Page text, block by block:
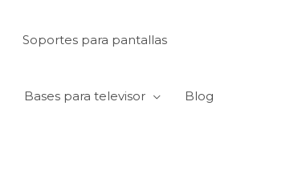
Soportes para pantallas
Bases para televisor Blog